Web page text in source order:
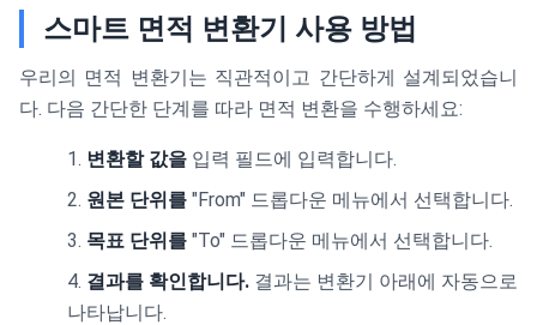
0.09290304
m²} \times
\frac{1 \text{
m²}}
{4046.8564224
\text{ m²}} =
\text{면적 in
0.00024711
스마트 면적 변환기 사용 방법
우리의 면적 변환기는 직관적이고 간단하게 설계되었습니
다. 다음 간단한 단계를 따라 면적 변환을 수행하세요:
변환할 값을 입력 필드에 입력합니다.
원본 단위를 "From" 드롭다운 메뉴에서 선택합니다.
목표 단위를 "To" 드롭다운 메뉴에서 선택합니다.
결과를 확인합니다. 결과는 변환기 아래에 자동으로
나타납니다.